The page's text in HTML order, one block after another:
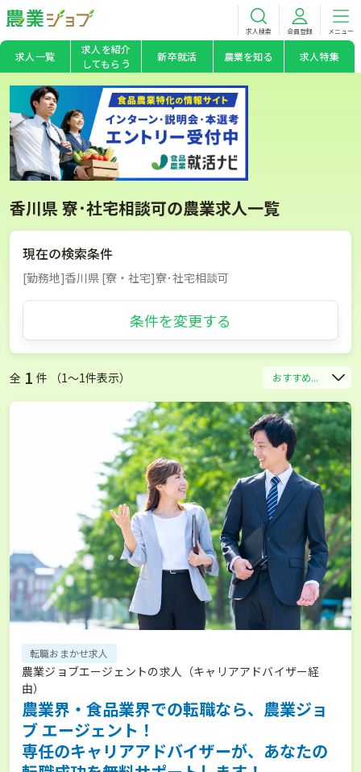
求人検索 会員登録 メニュー
求人一覧
求人を紹介
してもらう
新卒就活 農業を知る 求人特集
香川県 寮･社宅相談可の農業求人一覧
現在の検索条件
[勤務地]香川県 [寮・社宅]寮･社宅相談可
条件を変更する
全 1 件 （1〜1件表示） おすすめ...
転職おまかせ求人
農業ジョブエージェントの求人（キャリアアドバイザー経
由）
農業界・食品業界での転職なら、農業ジョ
ブ エージェント！
専任のキャリアアドバイザーが、あなたの